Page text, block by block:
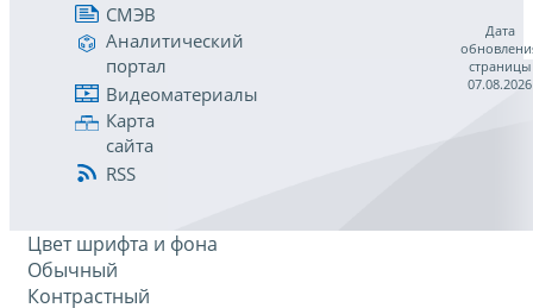
СМЭВ
Аналитический
портал
Видеоматериалы
Карта
сайта
RSS
Дата
страницы
07.08.2026
Цвет шрифта и фона
Обычный
Контрастный